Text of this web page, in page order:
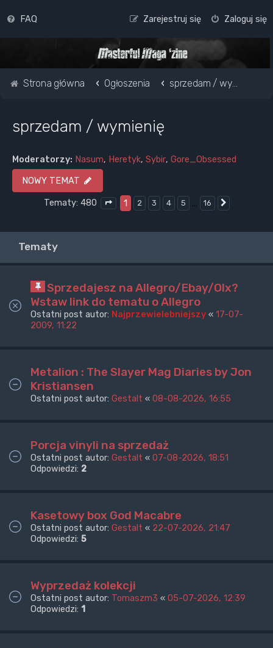
FAQ Zaloguj się
Zarejestruj się
Strona główna Ogłoszenia sprzedam / wymienię
sprzedam / wymienię
Moderatorzy: Nasum, Heretyk, Sybir, Gore_Obsessed
NOWY TEMAT
Tematy: 480
Strona1 z16
1 2 3 4 5 … 16
Tematy
Sprzedajesz na Allegro/Ebay/Olx?
Wstaw link do tematu o Allegro
Ostatni post autor: Najprzewielebniejszy « 17-07-
2009, 11:22
Metalion : The Slayer Mag Diaries by Jon
Kristiansen
Ostatni post autor: Gestalt « 08-08-2026, 16:55
Porcja vinyli na sprzedaż
Ostatni post autor: Gestalt « 07-08-2026, 18:51
Odpowiedzi: 2
Kasetowy box God Macabre
Ostatni post autor: Gestalt « 22-07-2026, 21:47
Odpowiedzi: 5
Wyprzedaż kolekcji
Ostatni post autor: Tomaszm3 « 05-07-2026, 12:39
Odpowiedzi: 1